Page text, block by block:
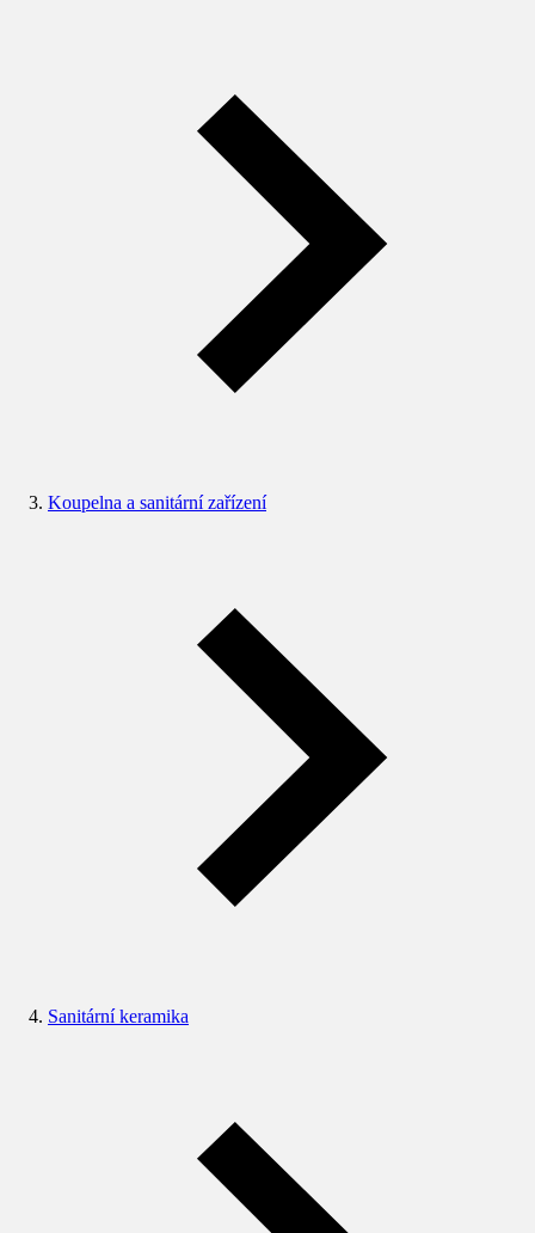
Koupelna a sanitární zařízení
Sanitární keramika